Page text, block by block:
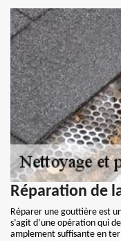
Réparation de
Réparer une gouttière est
s’agit d’une opération qui
amplement suffisante en